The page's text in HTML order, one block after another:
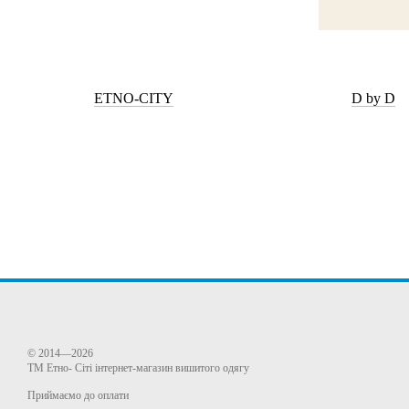
ETNO-CITY D by D
© 2014—2026
ТМ Етно- Сіті інтернет-магазин вишитого одягу
Приймаємо до оплати